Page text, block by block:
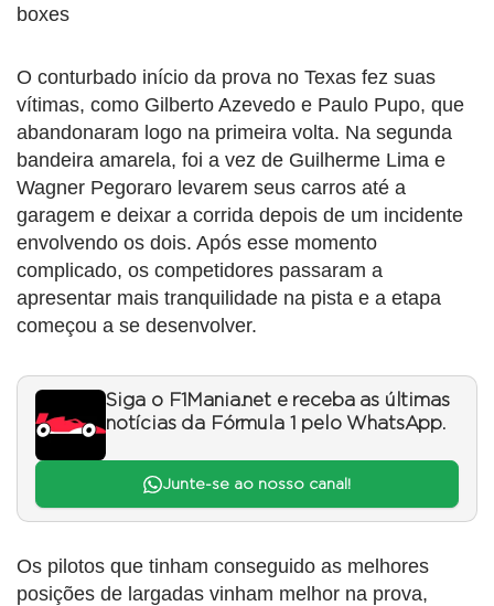
boxes
O conturbado início da prova no Texas fez suas
vítimas, como Gilberto Azevedo e Paulo Pupo, que
abandonaram logo na primeira volta. Na segunda
bandeira amarela, foi a vez de Guilherme Lima e
Wagner Pegoraro levarem seus carros até a
garagem e deixar a corrida depois de um incidente
envolvendo os dois. Após esse momento
complicado, os competidores passaram a
apresentar mais tranquilidade na pista e a etapa
começou a se desenvolver.
Siga o F1Mania.net e receba as últimas
notícias da Fórmula 1 pelo WhatsApp.
Junte-se ao nosso canal!
Os pilotos que tinham conseguido as melhores
posições de largadas vinham melhor na prova,